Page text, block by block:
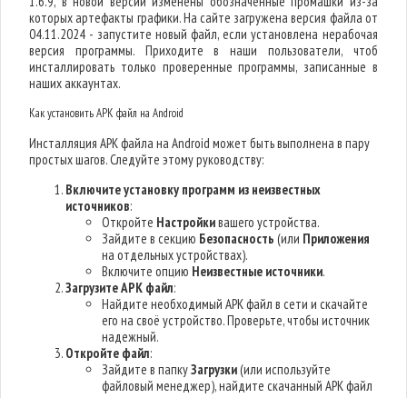
которых артефакты графики. На сайте загружена версия файла от
04.11.2024 - запустите новый файл, если установлена нерабочая
версия программы. Приходите в наши пользователи, чтоб
инсталлировать только проверенные программы, записанные в
наших аккаунтах.
Как установить APK файл на Android
Инсталляция APK файла на Android может быть выполнена в пару
простых шагов. Следуйте этому руководству:
Включите установку программ из неизвестных
источников:
Откройте Настройкивашего устройства.
Зайдите в секцию Безопасность (или Приложения
на отдельных устройствах).
Включите опцию Неизвестные источники.
Загрузите APK файл:
Найдите необходимый APK файл в сети и скачайте
его на своё устройство. Проверьте, чтобы источник
надежный.
Откройте файл:
Зайдите в папкуЗагрузки(или используйте
файловый менеджер), найдите скачанный APK файл